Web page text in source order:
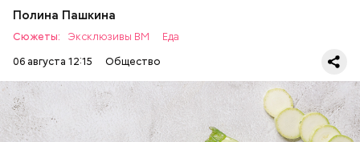
Полина Пашкина
Сюжеты: Эксклюзивы ВМ
Еда
06 августа 12:15
Общество
Ингредиенты: